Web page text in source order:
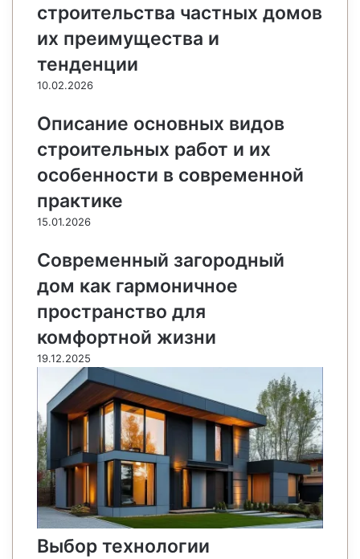
tес
н
и
к
rr
строительства частных домов
их преимущества и
тенденции
10.02.2026
Описание основных видов
строительных работ и их
особенности в современной
практике
15.01.2026
Современный загородный
дом как гармоничное
пространство для
комфортной жизни
19.12.2025
Выбор технологии